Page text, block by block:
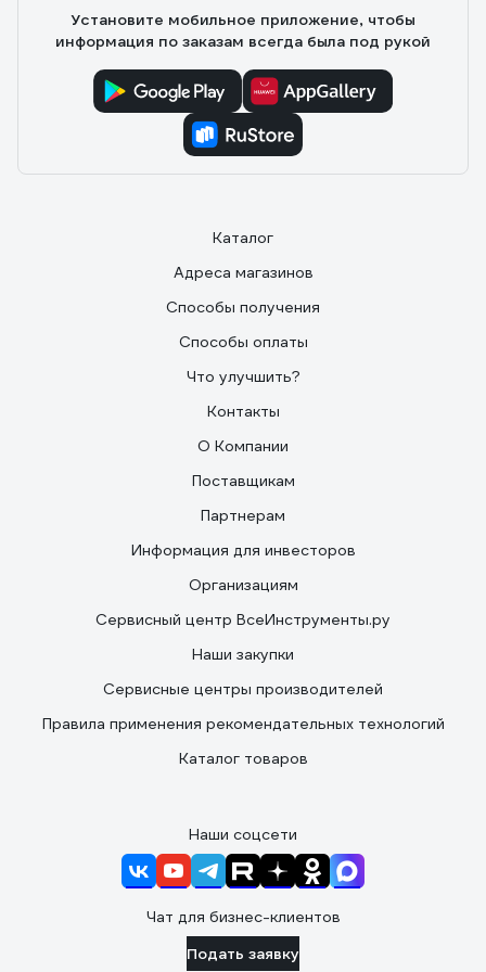
наколленники и хорошо. Они не мешают и они при
правильной фиксации не сваливаются и не
отклеиваются липучки
Установите мобильное приложение, чтобы
информация по заказам всегда была под рукой
Каталог
Адреса магазинов
Способы получения
Способы оплаты
Что улучшить?
Контакты
О Компании
Поставщикам
Партнерам
Информация для инвесторов
Организациям
Сервисный центр ВсеИнструменты.ру
Наши закупки
Сервисные центры производителей
Правила применения рекомендательных технологий
Каталог товаров
Наши соцсети
Чат для бизнес-клиентов
Подать заявку